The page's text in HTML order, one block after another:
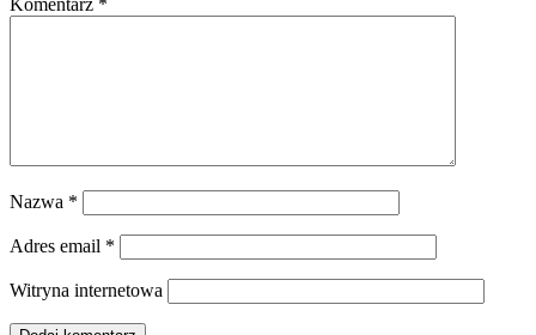
Nazwa *
Adres email *
Witryna internetowa